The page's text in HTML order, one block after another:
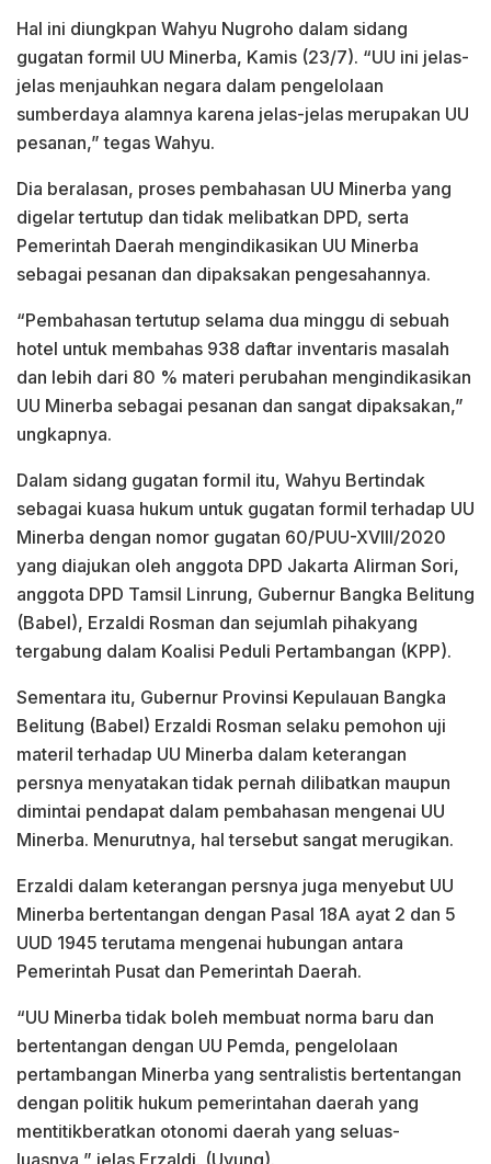
Hal ini diungkpan Wahyu Nugroho dalam sidang
gugatan formil UU Minerba, Kamis (23/7). “UU ini jelas-
jelas menjauhkan negara dalam pengelolaan
sumberdaya alamnya karena jelas-jelas merupakan UU
pesanan,” tegas Wahyu.
Dia beralasan, proses pembahasan UU Minerba yang
digelar tertutup dan tidak melibatkan DPD, serta
Pemerintah Daerah mengindikasikan UU Minerba
sebagai pesanan dan dipaksakan pengesahannya.
“Pembahasan tertutup selama dua minggu di sebuah
hotel untuk membahas 938 daftar inventaris masalah
dan lebih dari 80 % materi perubahan mengindikasikan
UU Minerba sebagai pesanan dan sangat dipaksakan,”
ungkapnya.
Dalam sidang gugatan formil itu, Wahyu Bertindak
sebagai kuasa hukum untuk gugatan formil terhadap UU
Minerba dengan nomor gugatan 60/PUU-XVIII/2020
yang diajukan oleh anggota DPD Jakarta Alirman Sori,
anggota DPD Tamsil Linrung, Gubernur Bangka Belitung
(Babel), Erzaldi Rosman dan sejumlah pihakyang
tergabung dalam Koalisi Peduli Pertambangan (KPP).
Sementara itu, Gubernur Provinsi Kepulauan Bangka
Belitung (Babel) Erzaldi Rosman selaku pemohon uji
materil terhadap UU Minerba dalam keterangan
persnya menyatakan tidak pernah dilibatkan maupun
dimintai pendapat dalam pembahasan mengenai UU
Minerba. Menurutnya, hal tersebut sangat merugikan.
Erzaldi dalam keterangan persnya juga menyebut UU
Minerba bertentangan dengan Pasal 18A ayat 2 dan 5
UUD 1945 terutama mengenai hubungan antara
Pemerintah Pusat dan Pemerintah Daerah.
“UU Minerba tidak boleh membuat norma baru dan
bertentangan dengan UU Pemda, pengelolaan
pertambangan Minerba yang sentralistis bertentangan
dengan politik hukum pemerintahan daerah yang
mentitikberatkan otonomi daerah yang seluas-
luasnya,” jelas Erzaldi. (Uyung).